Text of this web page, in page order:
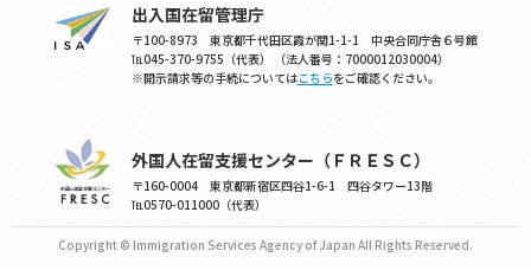
出入国在留管理庁
〒100-8973 東京都千代田区霞が関1-1-1 中央合同庁舎６号館
℡045-370-9755（代表） （法人番号：7000012030004）
※開示請求等の手続についてはこちらをご確認ください。
外国人在留支援センター（ＦＲＥＳＣ）
〒160-0004 東京都新宿区四谷1-6-1 四谷タワー13階
℡0570-011000（代表）
Copyright © Immigration Services Agency of Japan All Rights Reserved.